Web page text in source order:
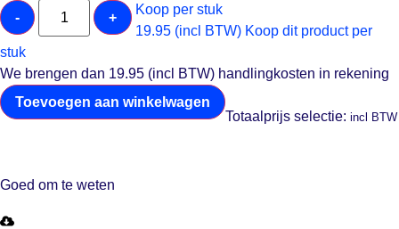
- +
Koop per stuk
19.95 (incl BTW) Koop dit product per
stuk
We brengen dan 19.95 (incl BTW) handlingkosten in rekening
Toevoegen aan winkelwagen
Totaalprijs selectie: incl BTW
Goed om te weten